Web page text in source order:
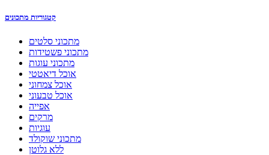
קטגוריות מתכונים
מתכוני סלטים
מתכוני פשטידות
מתכוני עוגות
אוכל דיאטטי
אוכל צמחוני
אוכל טבעוני
אפייה
מרקים
עוגיות
מתכוני שוקולד
ללא גלוטן